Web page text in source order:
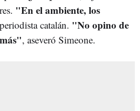
"En el ambiente, los
catalán. "No opino de
, aseveró Simeone.